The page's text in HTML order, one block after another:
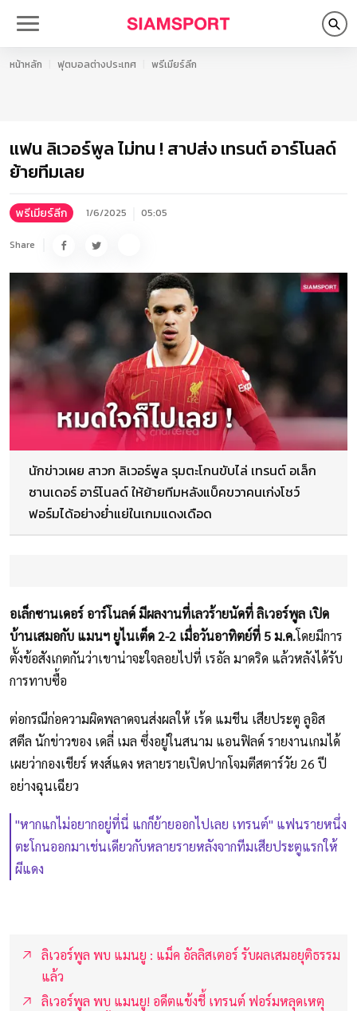
หน้าหลัก ฟุตบอลต่างประเทศ พรีเมียร์ลีก
แฟน ลิเวอร์พูล ไม่ทน ! สาปส่ง เทรนต์ อาร์โนลด์
ย้ายทีมเลย
พรีเมียร์ลีก 1/6/2025 05:05
Share
นักข่าวเผย สาวก ลิเวอร์พูล รุมตะโกนขับไล่ เทรนต์ อเล็ก
ซานเดอร์ อาร์โนลด์ ให้ย้ายทีมหลังแบ็คขวาคนเก่งโชว์
ฟอร์มได้อย่างย่ำแย่ในเกมแดงเดือด
อเล็กซานเดอร์ อาร์โนลด์ มีผลงานที่เลวร้ายนัดที่ ลิเวอร์พูล เปิด
บ้านเสมอกับ แมนฯ ยูไนเต็ด 2-2 เมื่อวันอาทิตย์ที่ 5 ม.ค.โดยมีการ
ตั้งข้อสังเกตกันว่าเขาน่าจะใจลอยไปที่ เรอัล มาดริด แล้วหลังได้รับ
การทาบซื้อ
ต่อกรณีก่อความผิดพลาดจนส่งผลให้ เร้ด แมชีน เสียประตู ลูอิส
สตีล นักข่าวของ เดลี่ เมล ซึ่งอยู่ในสนาม แอนฟิลด์ รายงานเกมได้
เผยว่ากองเชียร์ หงส์แดง หลายรายเปิดปากโจมตีสตาร์วัย 26 ปี
อย่างฉุนเฉียว
"หากแกไม่อยากอยู่ที่นี่ แกก็ย้ายออกไปเลย เทรนต์" แฟนรายหนึ่ง
ตะโกนออกมาเช่นเดียวกับหลายรายหลังจากทีมเสียประตูแรกให้
ผีแดง
ลิเวอร์พูล พบ แมนยู : แม็ค อัลลิสเตอร์ รับผลเสมอยุติธรรม
แล้ว
ลิเวอร์พูล พบ แมนยู! อดีตแข้งชี้ เทรนต์ ฟอร์มหลุดเหตุ